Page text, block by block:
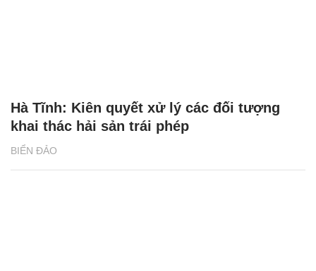
BIỂN ĐẢO
Hà Tĩnh: Kiên quyết xử lý các đối tượng
khai thác hải sản trái phép